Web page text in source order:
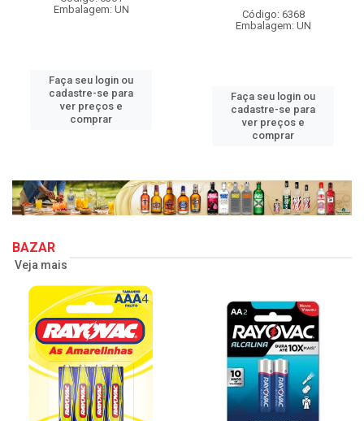
Embalagem: UN
Faça seu login ou
cadastre-se para
ver preços e
comprar
Código: 6368
Embalagem: UN
Faça seu login ou
cadastre-se para
ver preços e
comprar
BAZAR
Veja mais